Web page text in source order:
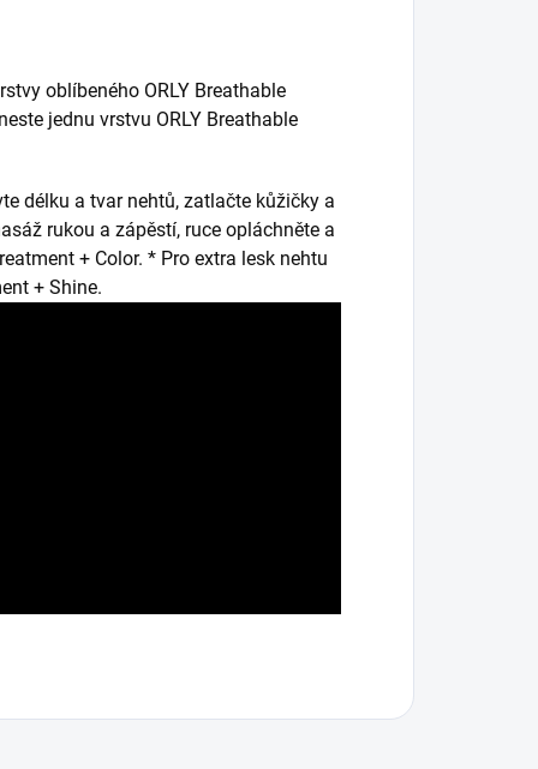
oblíbeného ORLY Breathable
jednu vrstvu ORLY Breathable
délku a tvar nehtů, zatlačte kůžičky a
rukou a zápěstí, ruce opláchněte a
+ Color. * Pro extra lesk nehtu
+ Shine.